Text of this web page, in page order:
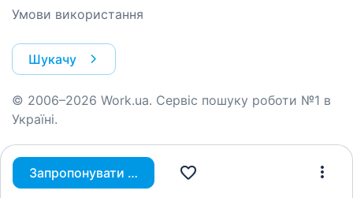
Запропонувати вакансію
Умови використання
Шукачу
© 2006–2026 Work.ua. Сервіс пошуку роботи №1 в
Україні.